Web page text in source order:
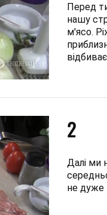
Перед
нашу
м'ясо.
2
Далі ми
не дуже